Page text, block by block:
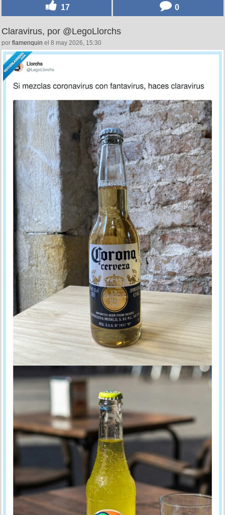
17 0
Claravirus, por @LegoLlorchs
por flamenquin el 8 may 2026, 15:30